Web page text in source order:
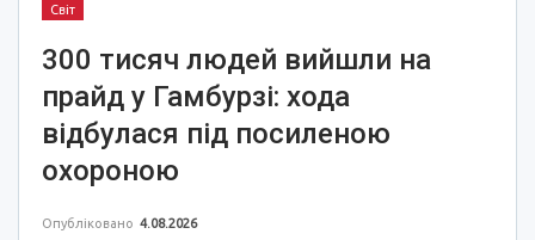
Світ
300 тисяч людей вийшли на
прайд у Гамбурзі: хода
відбулася під посиленою
охороною
Опубліковано 4.08.2026